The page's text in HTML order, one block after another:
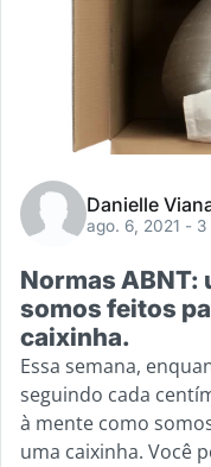
Danielle
ago. 6, 2021 - 3
Normas ABNT:
somos feitos
caixinha.
Essa semana,
seguindo cada
à mente como
uma caixinha. Você